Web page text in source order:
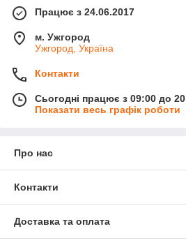
Працює з 24.06.2017
м. Ужгород
Ужгород, Україна
Контакти
Сьогодні працює з 09:00 до
Показати весь графік роботи
Про нас
Контакти
Доставка та оплата